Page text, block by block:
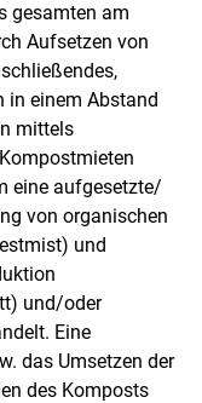
gesamten am
Aufsetzen von
in einem Abstand
mittels
eine aufgesetzte/​
von organischen
und
und/​oder
Eine
das Umsetzen der
des Komposts